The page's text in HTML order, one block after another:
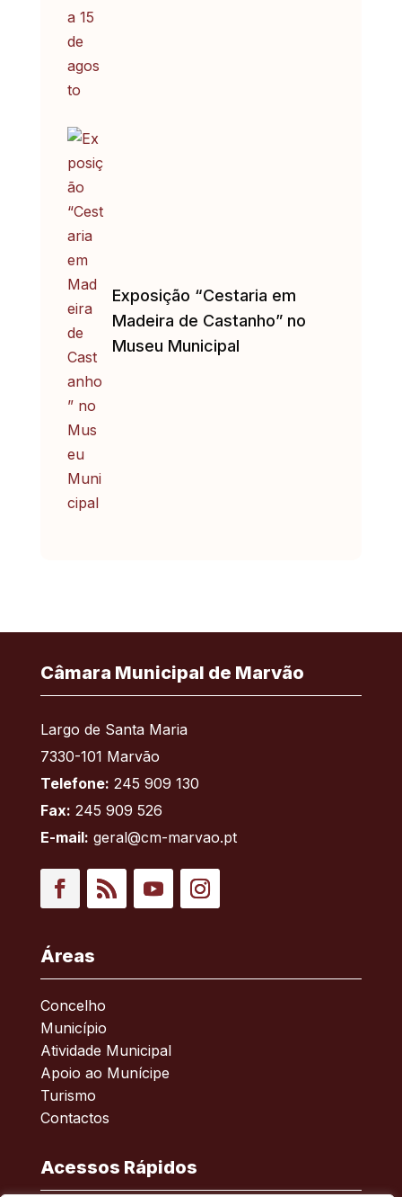
Exposição “Cestaria em
Madeira de Castanho” no
Museu Municipal
Câmara Municipal de Marvão
Largo de Santa Maria
7330-101 Marvão
Telefone: 245 909 130
Fax: 245 909 526
E-mail: geral@cm-marvao.pt
Áreas
Concelho
Município
Atividade Municipal
Apoio ao Munícipe
Turismo
Contactos
Acessos Rápidos